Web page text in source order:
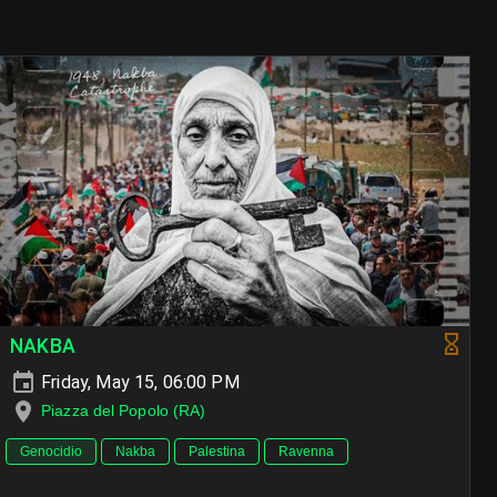
NAKBA
Friday, May 15, 06:00 PM
Piazza del Popolo (RA)
Genocidio Nakba Palestina Ravenna